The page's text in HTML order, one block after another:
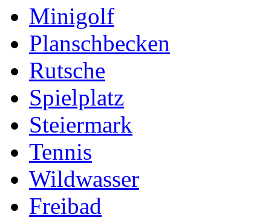
Minigolf
Planschbecken
Rutsche
Spielplatz
Steiermark
Tennis
Wildwasser
Freibad